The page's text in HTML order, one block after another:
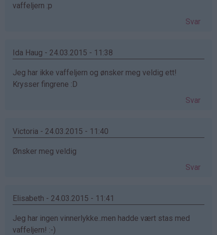
vaffeljern :p
Svar
Ida Haug - 24.03.2015 - 11:38
Jeg har ikke vaffeljern og ønsker meg veldig ett!
Krysser fingrene :D
Svar
Victoria - 24.03.2015 - 11:40
Ønsker meg veldig
Svar
Elisabeth - 24.03.2015 - 11:41
Jeg har ingen vinnerlykke..men hadde vært stas med
vaffeljern! :-)